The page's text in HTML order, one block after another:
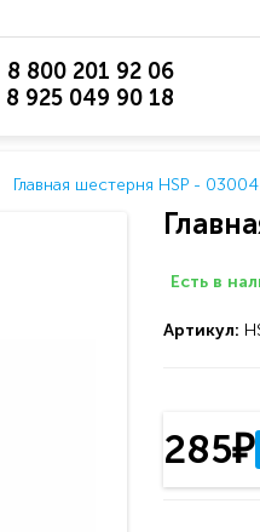
8 800 201 92 06
8 925 049 90 18
Главная шестерня HSP - 03004
Есть в
Артикул:
285₽